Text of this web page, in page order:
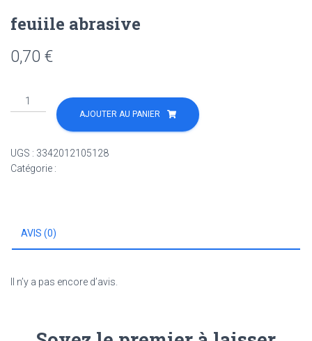
feuiile abrasive
0,70 €
quantité
de
AJOUTER AU PANIER
UGS : 3342012105128
Catégorie :
AVIS (0)
Il n’y a pas encore d’avis.